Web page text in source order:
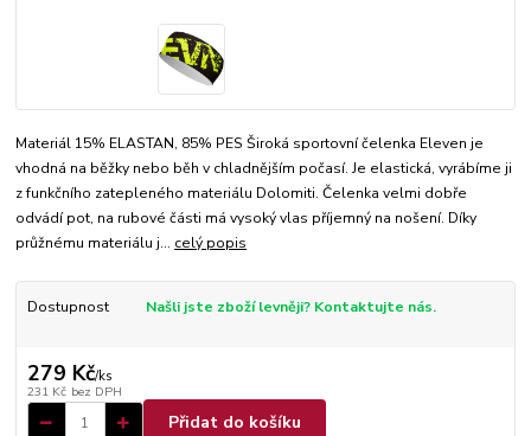
Materiál 15% ELASTAN, 85% PES Široká sportovní čelenka Eleven je
vhodná na běžky nebo běh v chladnějším počasí. Je elastická, vyrábíme ji
z funkčního zatepleného materiálu Dolomiti. Čelenka velmi dobře
odvádí pot, na rubové části má vysoký vlas příjemný na nošení. Díky
průžnému materiálu j... celý popis
Dostupnost Našli jste zboží levněji? Kontaktujte nás.
279 Kč/ks
231 Kč bez DPH
Přidat do košíku